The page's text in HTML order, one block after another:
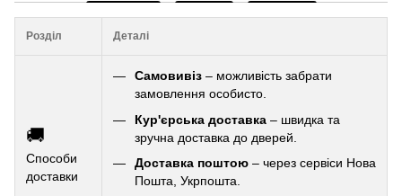
Розділ Деталі
🚚
Способи
доставки
Самовивіз – можливість забрати
замовлення особисто.
Кур'єрська доставка – швидка та
зручна доставка до дверей.
Доставка поштою – через сервіси Нова
Пошта, Укрпошта.